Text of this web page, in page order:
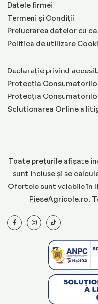
Datele firmei
Termeni și Condiții
Prelucrarea datelor cu
Politica de utilizare
Declarație privind
Protecția Consumatorilor
Protecția Consumatorilor
Solutionarea Online a
Toate prețurile afișate
sunt incluse și se
Ofertele sunt valabile în
PieseAgricole.ro.